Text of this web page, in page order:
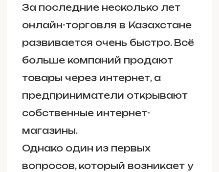
За последние несколько лет
онлайн-торговля в Казахстане
развивается очень быстро. Всё
больше компаний продают
товары через интернет, а
предприниматели открывают
собственные интернет-
магазины.
Однако один из первых
вопросов, который возникает у